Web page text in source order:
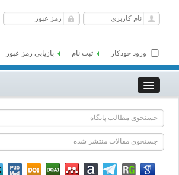
ورود خودکار ثبت نام بازیابی رمز عبور